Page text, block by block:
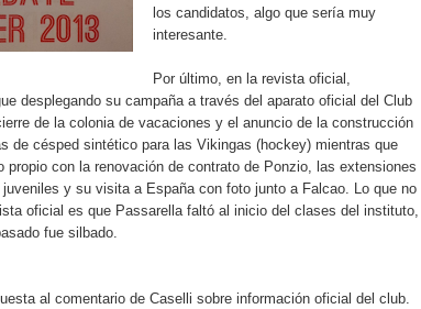
los candidatos, algo que sería muy
interesante.
Por último, en la revista oficial,
desplegando su campaña a través del aparato oficial del Club
de la colonia de vacaciones y el anuncio de la construcción
de césped sintético para las Vikingas (hockey) mientras que
propio con la renovación de contrato de Ponzio, las extensiones
y su visita a España con foto junto a Falcao. Lo que no
oficial es que Passarella faltó al inicio del clases del instituto,
fue silbado.
al comentario de Caselli sobre información oficial del club.